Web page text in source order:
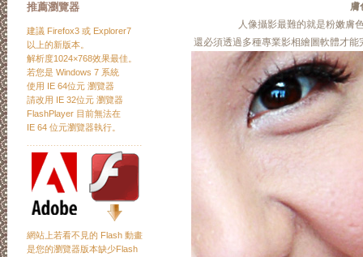
推薦瀏覽器
建議 Firefox3 或 Explorer7
以上的新版本。
解析度1024×768效果最佳。
若您是 Windows 7 系統
使用 IE 64位元 瀏覽器
請改用 IE 32位元 瀏覽器
FlashPlayer 目前無法在
IE 64 位元瀏覽器執行。
網站上若看不見的 Flash 動畫
是您的瀏覽器版本缺少Flash
膚
人像攝影最難的就是粉嫩膚
還必須透過多種專業影相繪圖軟體才能